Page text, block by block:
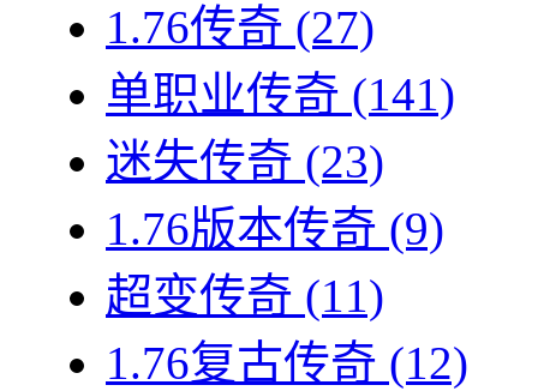
1.76传奇 (27)
单职业传奇 (141)
迷失传奇 (23)
1.76版本传奇 (9)
超变传奇 (11)
1.76复古传奇 (12)